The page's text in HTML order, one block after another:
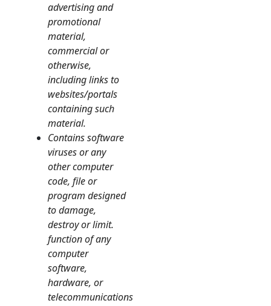
advertising and
promotional
material,
commercial or
otherwise,
including links to
websites/portals
containing such
material.
Contains software
viruses or any
other computer
code, file or
program designed
to damage,
destroy or limit.
function of any
computer
software,
hardware, or
telecommunications